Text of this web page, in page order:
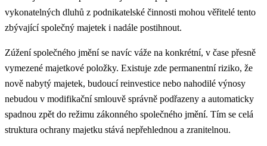
vykonatelných dluhů z podnikatelské činnosti mohou věřitelé tento
zbývající společný majetek i nadále postihnout.
Zúžení společného jmění se navíc váže na konkrétní, v čase přesně
vymezené majetkové položky. Existuje zde permanentní riziko, že
nově nabytý majetek, budoucí reinvestice nebo nahodilé výnosy
nebudou v modifikační smlouvě správně podřazeny a automaticky
spadnou zpět do režimu zákonného společného jmění. Tím se celá
struktura ochrany majetku stává nepřehlednou a zranitelnou.